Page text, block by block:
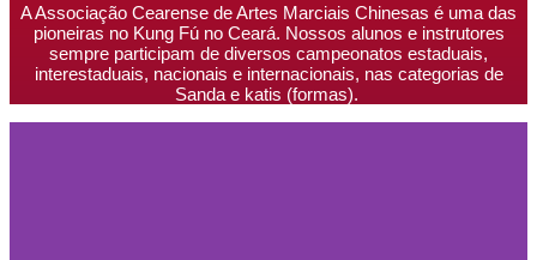
A Associação Cearense de Artes Marciais Chinesas é uma das
pioneiras no Kung Fú no Ceará. Nossos alunos e instrutores
sempre participam de diversos campeonatos estaduais,
interestaduais, nacionais e internacionais, nas categorias de
Sanda e katis (formas).